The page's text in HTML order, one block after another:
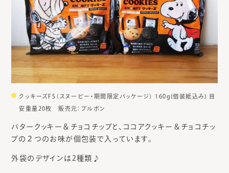
クッキーズFS（スヌーピー・期間限定パッケージ） 160g(個装紙込み) 目
安重量20枚 販売元：ブルボン
バタークッキー＆チョコチップと、ココアクッキー＆チョコチッ
プの２つのお味が個包装で入っています。
外袋のデザインは2種類♪